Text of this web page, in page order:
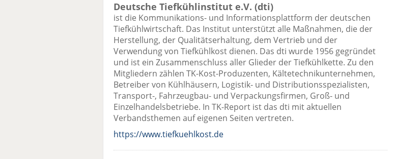
Deutsche Tiefkühlinstitut e.V. (dti)
ist die Kommunikations- und Informationsplattform der deutschen
Tiefkühlwirtschaft. Das Institut unterstützt alle Maßnahmen, die der
Herstellung, der Qualitätserhaltung, dem Vertrieb und der
Verwendung von Tiefkühlkost dienen. Das dti wurde 1956 gegründet
und ist ein Zusammenschluss aller Glieder der Tiefkühlkette. Zu den
Mitgliedern zählen TK-Kost-Produzenten, Kältetechnikunternehmen,
Betreiber von Kühlhäusern, Logistik- und Distributionsspezialisten,
Transport-, Fahrzeugbau- und Verpackungsfirmen, Groß- und
Einzelhandelsbetriebe. In TK-Report ist das dti mit aktuellen
Verbandsthemen auf eigenen Seiten vertreten.
https://www.tiefkuehlkost.de